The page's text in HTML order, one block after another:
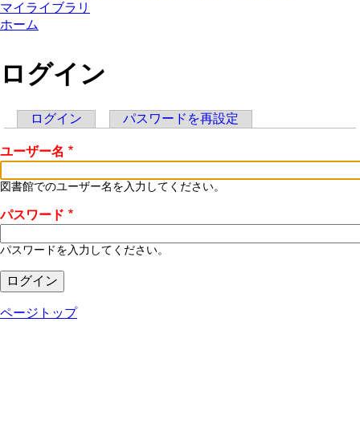
マイライブラリ
ホーム
ログイン
ラ
イ
マ
リ
ー
タ
ブ
ログイン (アクティブなタブ)
パスワードを再設定
ユーザー名
図書館でのユーザー名を入力してください。
パスワード
パスワードを入力してください。
ページトップ